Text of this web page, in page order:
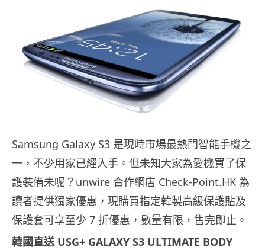
Samsung Galaxy S3 是現時市場最熱門智能手機之
一，不少用家已經入手。但未知大家為愛機買了保
護裝備未呢？unwire 合作網店 Check-Point.HK 為
讀者提供獨家優惠，現購買指定韓製高級保護貼及
保護套可享至少 7 折優惠，數量有限，售完即止。
韓國直送 USG+ GALAXY S3 ULTIMATE BODY